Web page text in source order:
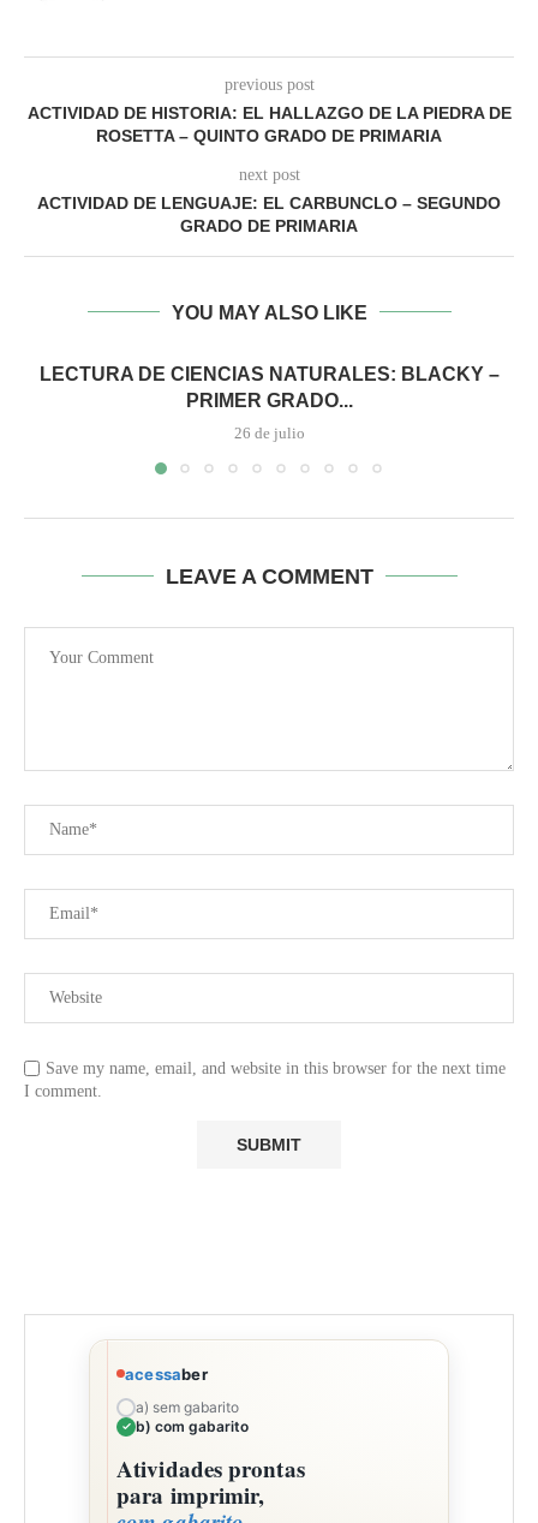
previous post
ACTIVIDAD DE HISTORIA: EL HALLAZGO DE LA PIEDRA DE
ROSETTA – QUINTO GRADO DE PRIMARIA
next post
ACTIVIDAD DE LENGUAJE: EL CARBUNCLO – SEGUNDO
GRADO DE PRIMARIA
YOU MAY ALSO LIKE
LECTURA DE CIENCIAS NATURALES: BLACKY –
PRIMER GRADO...
26 de julio
LEAVE A COMMENT
Save my name, email, and website in this browser for the next time
I comment.
acessaber
a) sem gabarito
b) com gabarito
Atividades prontas
para imprimir,